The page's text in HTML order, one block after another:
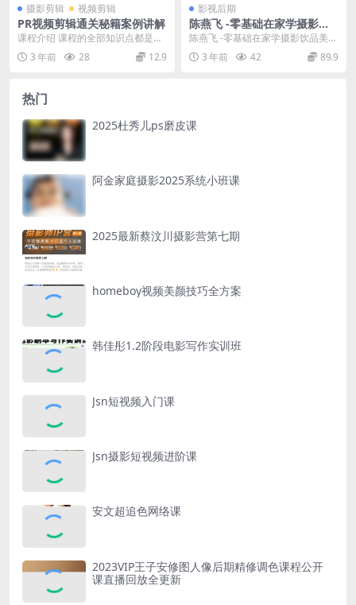
摄影剪辑 视频剪辑
PR视频剪辑通关秘籍案例讲解
课程介绍 课程的全部知识点都是结
合实际案例讲解，学一集就能掌握
一种类型的剪辑。把...
3 年前 28 12.9
影视后期
陈燕飞 -零基础在家学摄影饮
品美食静物拍摄教学
陈燕飞 -零基础在家学摄影饮品美食
静物拍摄教学
3 年前 42 89.9
热门
2025杜秀儿ps磨皮课
阿金家庭摄影2025系统小班课
2025最新蔡汶川摄影营第七期
homeboy视频美颜技巧全方案
韩佳彤1.2阶段电影写作实训班
Jsn短视频入门课
Jsn摄影短视频进阶课
安文超追色网络课
2023VIP王子安修图人像后期精修调色课程公开
课直播回放全更新